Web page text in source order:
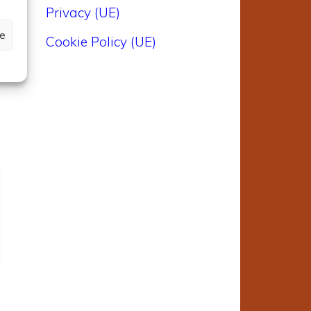
Privacy (UE)
Cookie Policy (UE)